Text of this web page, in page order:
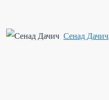
Сенад Дачич